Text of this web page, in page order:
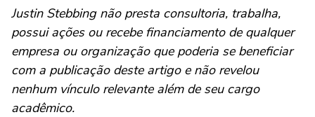
Justin Stebbing não presta consultoria, trabalha,
possui ações ou recebe financiamento de qualquer
empresa ou organização que poderia se beneficiar
com a publicação deste artigo e não revelou
nenhum vínculo relevante além de seu cargo
acadêmico.